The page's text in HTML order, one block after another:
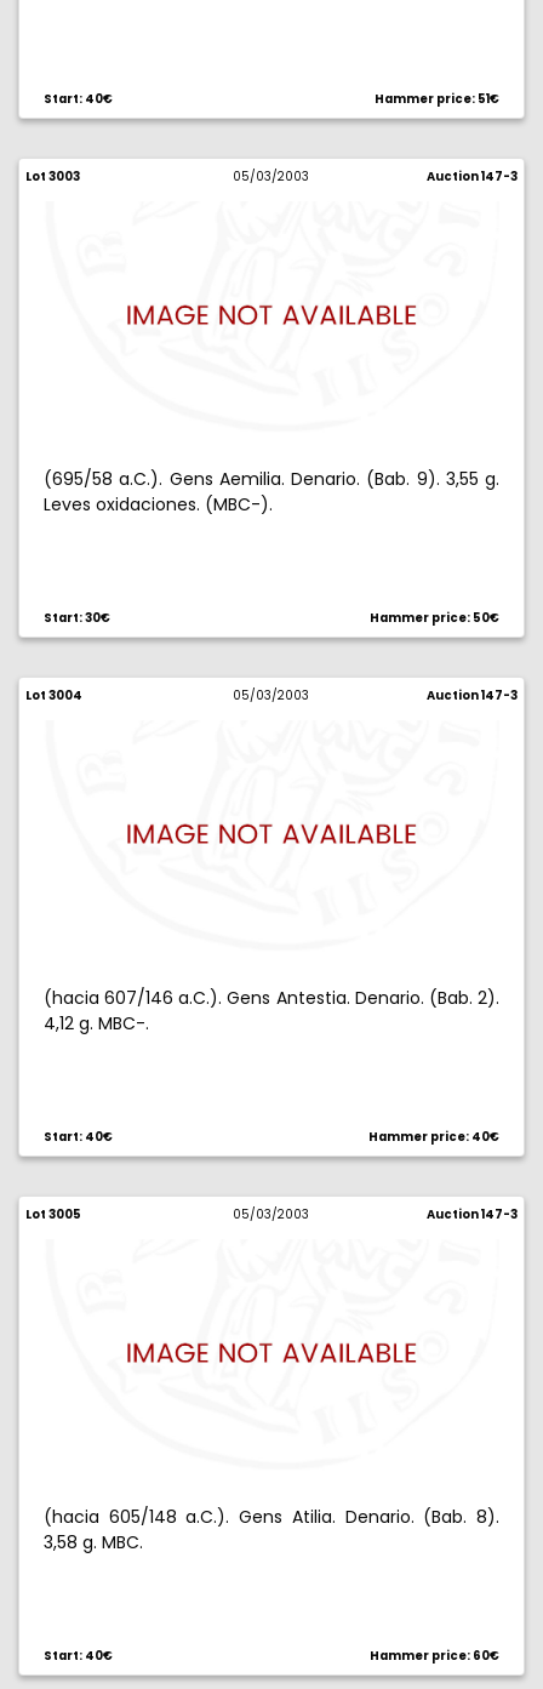
Start: 40€ Hammer price: 51€
Lot 3003 05/03/2003 Auction 147-3
(695/58 a.C.). Gens Aemilia. Denario. (Bab. 9). 3,55 g.
Leves oxidaciones. (MBC-).
Start: 30€ Hammer price: 50€
Lot 3004 05/03/2003 Auction 147-3
(hacia 607/146 a.C.). Gens Antestia. Denario. (Bab. 2).
4,12 g. MBC-.
Start: 40€ Hammer price: 40€
Lot 3005 05/03/2003 Auction 147-3
(hacia 605/148 a.C.). Gens Atilia. Denario. (Bab. 8).
3,58 g. MBC.
Start: 40€ Hammer price: 60€